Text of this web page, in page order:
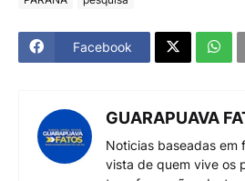
Facebook
GUARAPUAVA
Noticias baseadas em
vista de quem vive os